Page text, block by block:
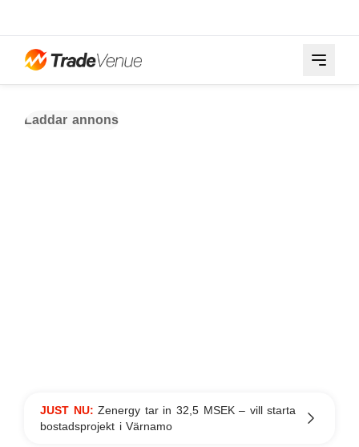
Laddar annons
JUST NU:Zenergy tar in 32,5 MSEK – vill starta
bostadsprojekt i Värnamo